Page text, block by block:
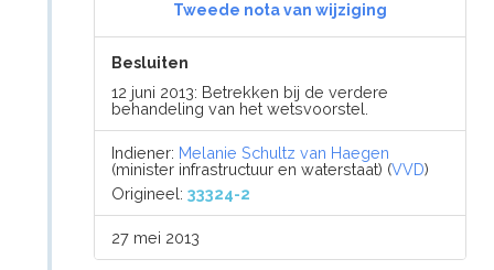
Tweede nota van wijziging
Besluiten
12 juni 2013: Betrekken bij de verdere
behandeling van het wetsvoorstel.
Indiener: Melanie Schultz van Haegen
(minister infrastructuur en waterstaat) (VVD)
Origineel:33324-2
27 mei 2013